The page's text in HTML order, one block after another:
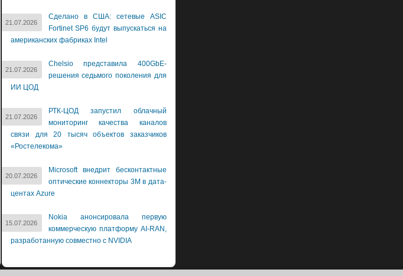
21.07.2026
Сделано в США: сетевые ASIC
Fortinet SP6 будут выпускаться на
американских фабриках Intel
21.07.2026
Chelsio представила 400GbE-
решения седьмого поколения для
ИИ ЦОД
21.07.2026
РТК-ЦОД запустил облачный
мониторинг качества каналов
связи для 20 тысяч объектов заказчиков
«Ростелекома»
20.07.2026
Microsoft внедрит бесконтактные
оптические коннекторы 3M в дата-
центах Azure
15.07.2026
Nokia анонсировала первую
коммерческую платформу AI-RAN,
разработанную совместно с NVIDIA